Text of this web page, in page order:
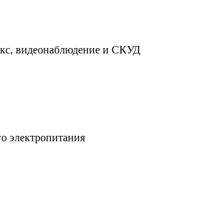
видеонаблюдение и СКУД
электропитания